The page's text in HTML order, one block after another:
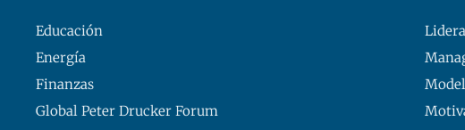
Educación
Energía
Finanzas
Global Peter Drucker Forum